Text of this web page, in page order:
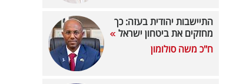
התיישבות יהודית בעזה: כך
מחזקים את ביטחון ישראל
ח"כ משה סולומון